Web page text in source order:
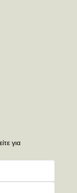
για